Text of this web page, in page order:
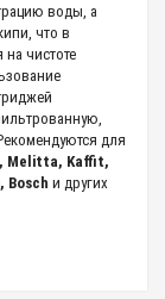
воды, а
что в
на чистоте
для
Melitta, Kaffit,
Bosch и других